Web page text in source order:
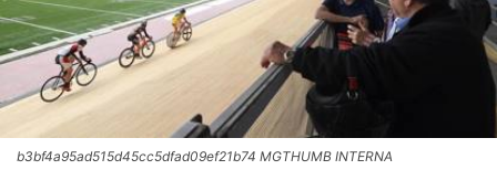
b3bf4a95ad515d45cc5dfad09ef21b74 MGTHUMB INTERNA